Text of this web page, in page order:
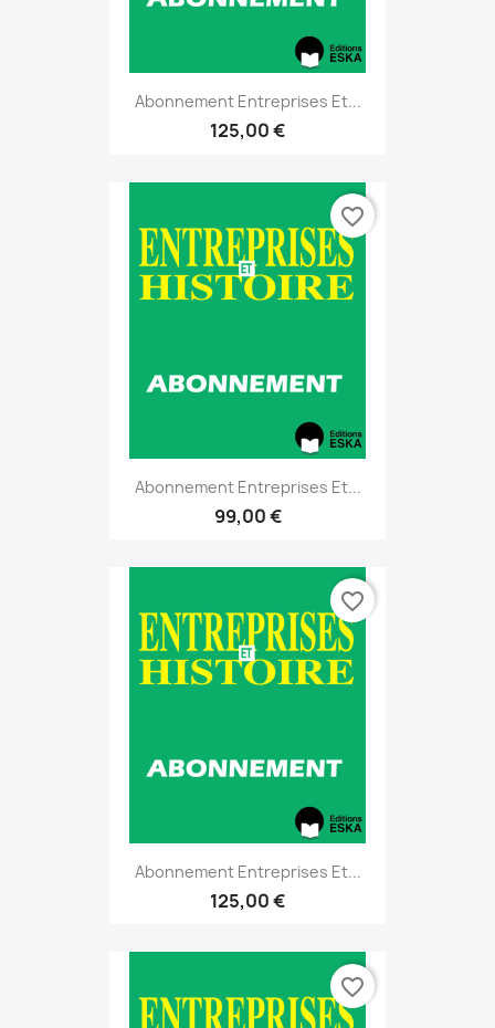
Abonnement Entreprises Et...
125,00 €
Abonnement Entreprises Et...
99,00 €
favorite_border
Abonnement Entreprises Et...
125,00 €
favorite_border
favorite_border